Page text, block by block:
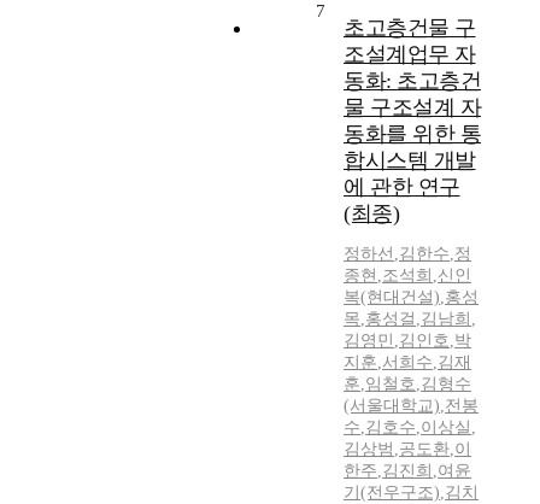
7
초고층건물 구
조설계업무 자
동화: 초고층건
물 구조설계 자
동화를 위한 통
합시스템 개발
에 관한 연구
(최종)
정하선 ,김한수,정
종현 ,조석희 ,신인
복(현대건설),홍성
목,홍성걸 ,김남희 ,
김영민 ,김인호,박
지훈,서희수,김재
훈,임철호,김형수
(서울대학교),전봉
수,김호수,이상실 ,
김상범 ,공도환,이
한주,김진희 ,여윤
기(전우구조),김치